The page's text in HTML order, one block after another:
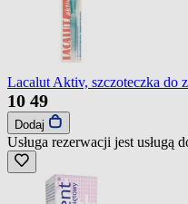
Lacalut Aktiv, szczoteczka do
10 49
Dodaj
Usługa rezerwacji jest usługą